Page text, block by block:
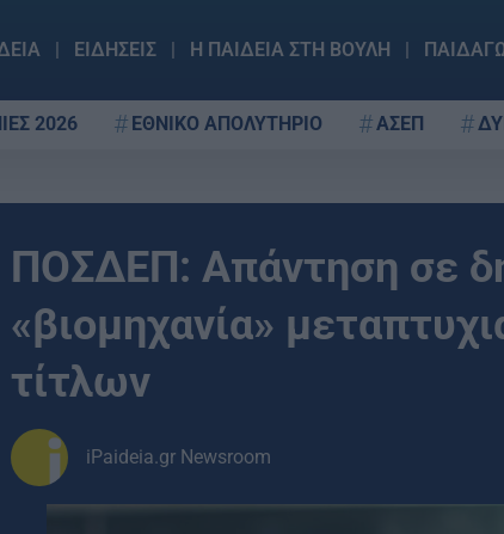
ΕΙΔΗΣΕΙΣ Η ΠΑΙΔΕΙΑ ΣΤΗ ΒΟΥΛΗ
2026 ΕΘΝΙΚΟ ΑΠΟΛΥΤΗΡΙΟ ΑΣΕΠ
ΠΟΣΔΕΠ: Απάντηση σε
«βιομηχανία»
τίτλων
iPaideia.gr Newsroom